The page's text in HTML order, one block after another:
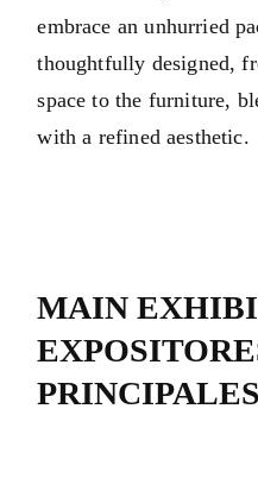
embrace an unhurried
thoughtfully designed,
space to the furniture,
with a refined aesthetic.
MAIN
PRINCIPALES